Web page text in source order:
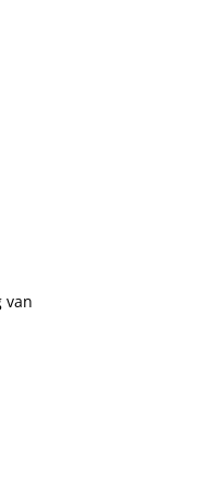
van